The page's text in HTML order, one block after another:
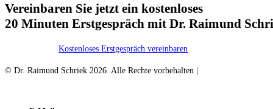
Vereinbaren Sie jetzt ein kostenloses
20 Minuten Erstgespräch mit Dr. Raimund
Kostenloses Erstgespräch vereinbaren
© Dr. Raimund Schriek 2026. Alle Rechte vorbehalten |